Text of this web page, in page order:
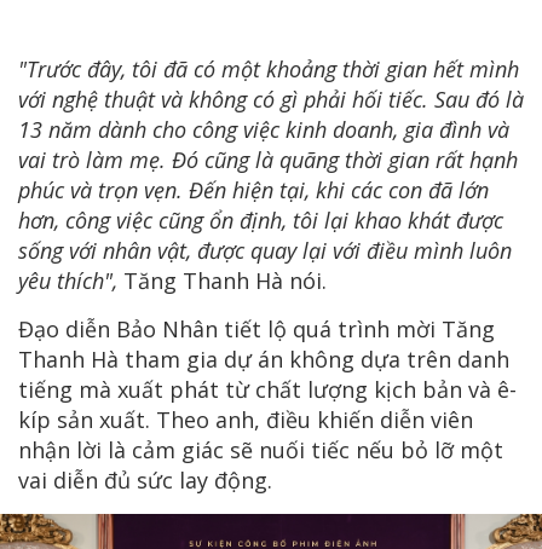
"Trước đây, tôi đã có một khoảng thời gian hết mình
với nghệ thuật và không có gì phải hối tiếc. Sau đó là
13 năm dành cho công việc kinh doanh, gia đình và
vai trò làm mẹ. Đó cũng là quãng thời gian rất hạnh
phúc và trọn vẹn. Đến hiện tại, khi các con đã lớn
hơn, công việc cũng ổn định, tôi lại khao khát được
sống với nhân vật, được quay lại với điều mình luôn
yêu thích", Tăng Thanh Hà nói.
Đạo diễn Bảo Nhân tiết lộ quá trình mời Tăng
Thanh Hà tham gia dự án không dựa trên danh
tiếng mà xuất phát từ chất lượng kịch bản và ê-
kíp sản xuất. Theo anh, điều khiến diễn viên
nhận lời là cảm giác sẽ nuối tiếc nếu bỏ lỡ một
vai diễn đủ sức lay động.